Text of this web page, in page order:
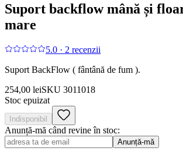
Suport backflow mână și
mare
5.0 · 2 recenzii
Suport BackFlow ( fântână de fum ).
254,00 leiSKU 3011018
Stoc epuizat
Indisponibil
Anunță-mă când revine în stoc:
Anunță-mă